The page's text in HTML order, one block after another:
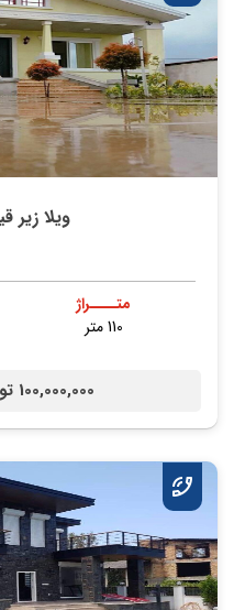
ویلا
متــــراژ
110 متر
100,000,000 تومان /